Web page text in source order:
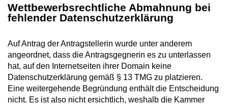
Wettbewerbsrechtliche Abmahnung bei
fehlender Datenschutzerklärung
Auf Antrag der Antragstellerin wurde unter anderem
angeordnet, dass die Antragsgegnerin es zu unterlassen
hat, auf den Internetseiten ihrer Domain keine
Datenschutzerklärung gemäß § 13 TMG zu platzieren.
Eine weitergehende Begründung enthält die Entscheidung
nicht. Es ist also nicht ersichtlich, weshalb die Kammer